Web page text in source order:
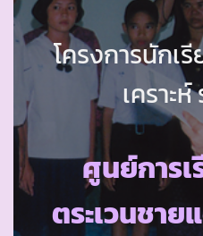
โครงการนักเ
เคราะ
ศูนย์การเ
ตระเวนชา